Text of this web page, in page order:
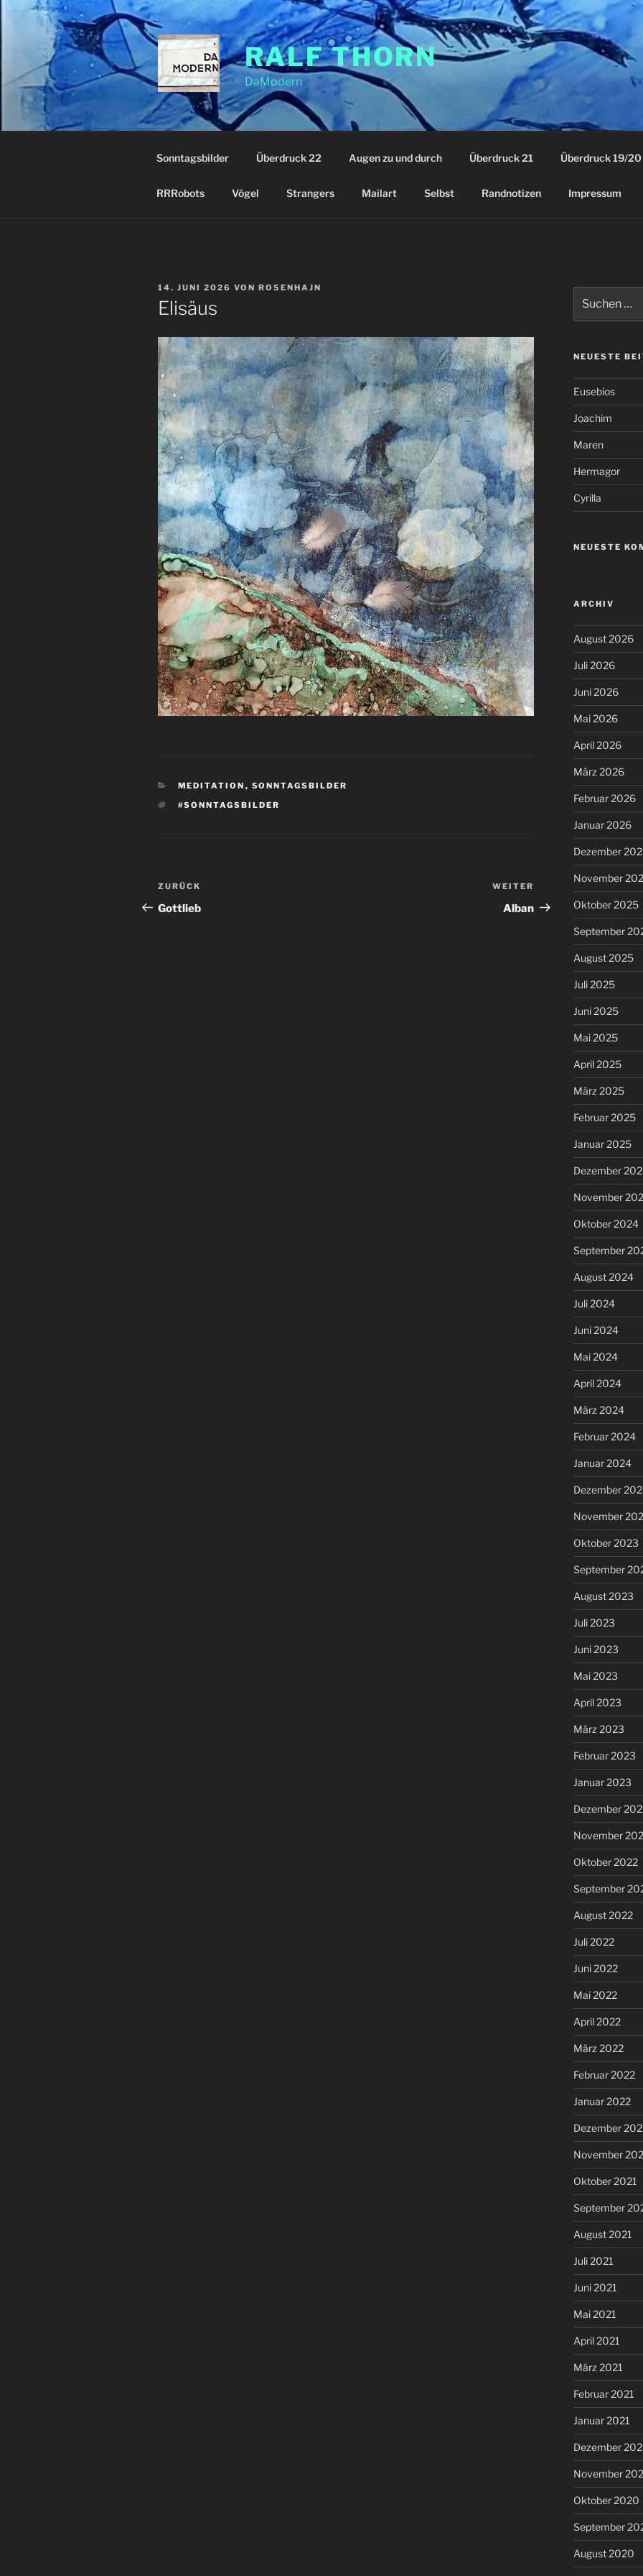
Zum
RALF THORN
DaModern
Sonntagsbilder Überdruck 22 Augen zu und durch Überdruck 21 Überdruck 19/20
RRRobots Vögel Strangers Mailart Selbst Randnotizen Impressum
VERÖFFENTLICHT
AM
14. JUNI 2026 VON ROSENHAJN
Elisäus
KATEGORIEN
MEDITATION , SONNTAGSBILDER
SCHLAGWÖRTER
#SONNTAGSBILDER
Beitragsnavigation
Vorheriger
Beitrag
ZURÜCK
Gottlieb
Beitrag
WEITER
Alban
nach:
NEUESTE
Eusebios
Joachim
Maren
Hermagor
Cyrilla
NEUESTE
ARCHIV
August 2026
Juli 2026
Juni 2026
Mai 2026
April 2026
März 2026
Februar 2026
Januar 2026
Dezember
November
Oktober 2025
September
August 2025
Juli 2025
Juni 2025
Mai 2025
April 2025
März 2025
Februar 2025
Januar 2025
Dezember
November
Oktober 2024
September
August 2024
Juli 2024
Juni 2024
Mai 2024
April 2024
März 2024
Februar 2024
Januar 2024
Dezember
November
Oktober 2023
September
August 2023
Juli 2023
Juni 2023
Mai 2023
April 2023
März 2023
Februar 2023
Januar 2023
Dezember
November
Oktober 2022
September
August 2022
Juli 2022
Juni 2022
Mai 2022
April 2022
März 2022
Februar 2022
Januar 2022
Dezember
November
Oktober 2021
September
August 2021
Juli 2021
Juni 2021
Mai 2021
April 2021
März 2021
Februar 2021
Januar 2021
Dezember
November
Oktober 2020
September
August 2020